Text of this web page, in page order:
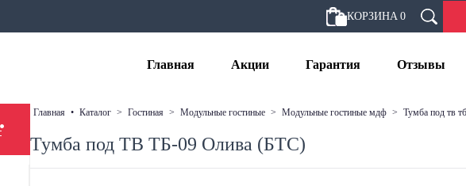
КОРЗИНА 0
Главная Акции Гарантия Отзывы
главная • каталог > гостиная > модульные гостиные > модульные гостиные мдф > тумба под тв
Тумба под ТВ ТБ-09 Олива (БТС)